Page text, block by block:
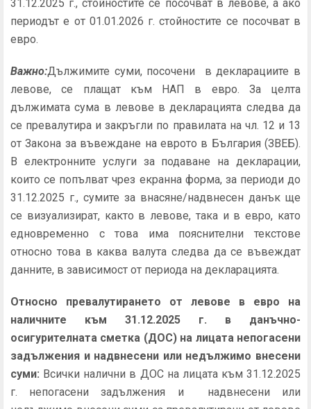
31.12.2025 г., стойностите се посочват в левове, а ако
периодът е от 01.01.2026 г. стойностите се посочват в
евро.
Важно:Дължимите суми, посочени в декларациите в
левове, се плащат към НАП в евро. За целта
дължимата сума в левове в декларацията следва да
се превалутира и закръгли по правилата на чл. 12 и 13
от Закона за въвеждане на еврото в България (ЗВЕБ).
В електронните услуги за подаване на декларации,
които се попълват чрез екранна форма, за периоди до
31.12.2025 г., сумите за внасяне/надвнесен данък ще
се визуализират, както в левове, така и в евро, като
едновременно с това има пояснителни текстове
относно това в каква валута следва да се въвеждат
данните, в зависимост от периода на декларацията.
Относно превалутирането от левове в евро на
наличните към 31.12.2025 г. в данъчно-
осигурителната сметка (ДОС) на лицата непогасени
задължения и надвнесени или недължимо внесени
суми: Всички налични в ДОС на лицата към 31.12.2025
г. непогасени задължения и надвнесени или